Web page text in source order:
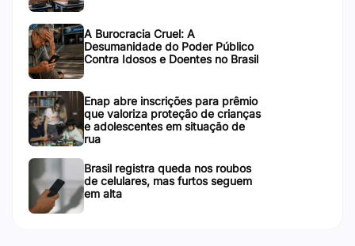
A Burocracia Cruel: A
Desumanidade do Poder Público
Contra Idosos e Doentes no Brasil
Enap abre inscrições para prêmio
que valoriza proteção de crianças
e adolescentes em situação de
rua
Brasil registra queda nos roubos
de celulares, mas furtos seguem
em alta